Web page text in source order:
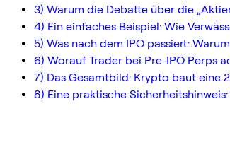
3) Warum die Debatte über die
4) Ein einfaches Beispiel: Wie
5) Was nach dem IPO passiert:
6) Worauf Trader bei Pre-IPO Perps
7) Das Gesamtbild: Krypto baut eine
8) Eine praktische